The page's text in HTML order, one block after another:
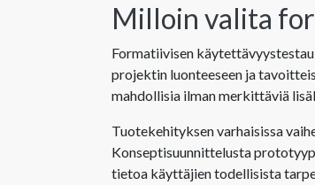
Milloin valita
Formatiivisen
projektin luonteeseen ja
mahdollisia ilman merkittäviä
Tuotekehityksen varhaisissa
Konseptisuunnittelusta
tietoa käyttäjien todellisista